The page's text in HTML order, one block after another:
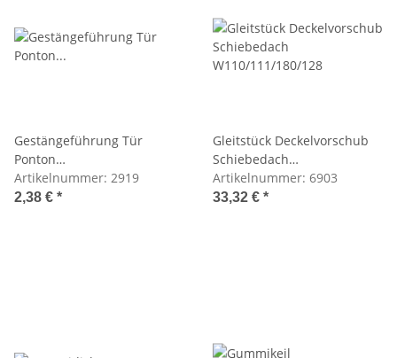
Gestängeführung Tür
Ponton
Limo,W108,109,110,111
Artikelnummer: 2919
2,38 € *
Gleitstück Deckelvorschub
Schiebedach
W110/111/180/128
Artikelnummer: 6903
33,32 € *